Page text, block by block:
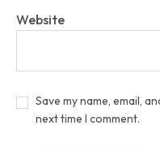
Website
Save my name, email,
next time I comment.